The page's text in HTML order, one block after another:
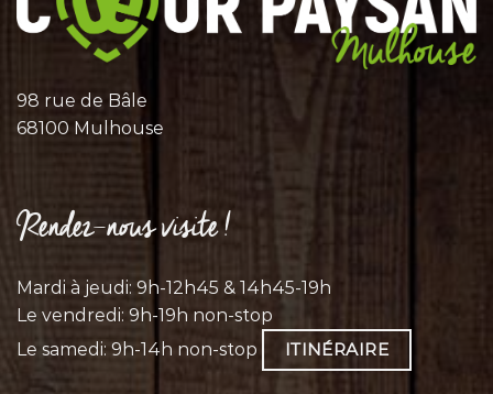
98 rue de Bâle
68100 Mulhouse
Rendez-nous visite !
Mardi à jeudi: 9h-12h45 & 14h45-19h
Le vendredi: 9h-19h non-stop
Le samedi: 9h-14h non-stop
ITINÉRAIRE